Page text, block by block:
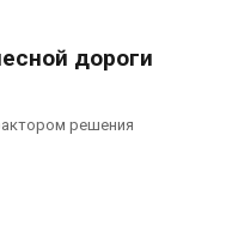
дороги
решения